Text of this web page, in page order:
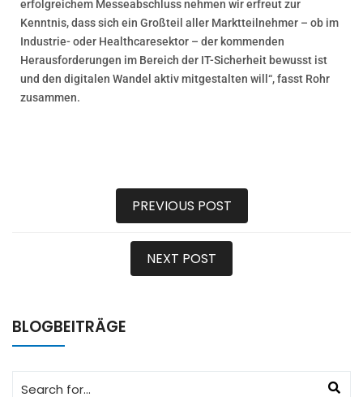
erfolgreichem Messeabschluss nehmen wir erfreut zur
Kenntnis, dass sich ein Großteil aller Marktteilnehmer – ob im
Industrie- oder Healthcaresektor – der kommenden
Herausforderungen im Bereich der IT-Sicherheit bewusst ist
und den digitalen Wandel aktiv mitgestalten will“, fasst Rohr
zusammen.
PREVIOUS POST
NEXT POST
BLOGBEITRÄGE